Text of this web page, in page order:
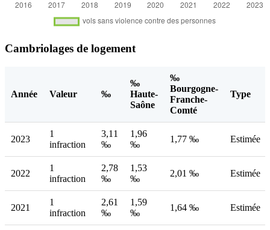
Cambriolages de logement
Année Valeur ‰
‰
Haute-
Saône
‰
Bourgogne-
Franche-
Comté
Type
2023
1
infraction
3,11
‰
1,96
‰
1,77 ‰ Estimée
2022
1
infraction
2,78
‰
1,53
‰
2,01 ‰ Estimée
2021
1
infraction
2,61
‰
1,59
‰
1,64 ‰ Estimée